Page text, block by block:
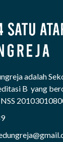
adalah
B yang